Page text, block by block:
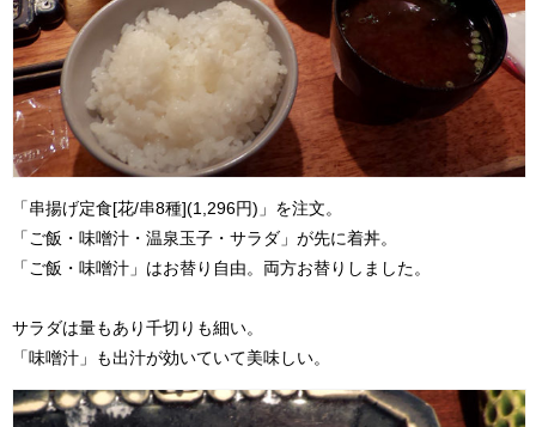
「串揚げ定食[花/串8種](1,296円)」を注文。
「ご飯・味噌汁・温泉玉子・サラダ」が先に着丼。
「ご飯・味噌汁」はお替り自由。両方お替りしました。
サラダは量もあり千切りも細い。
「味噌汁」も出汁が効いていて美味しい。